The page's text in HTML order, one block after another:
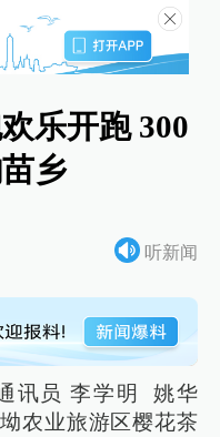
乐开跑 300
乡
听新闻
讯员 李学明 姚华
农业旅游区樱花茶